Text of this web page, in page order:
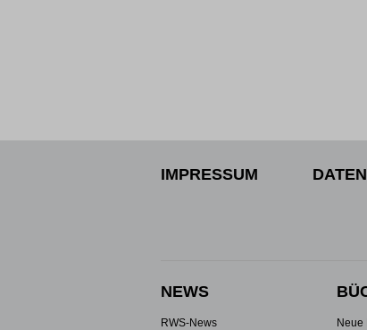
IMPRESSUM
NEWS
RWS-News
Neue